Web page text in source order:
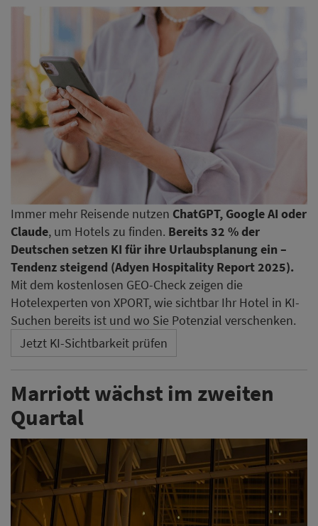
Immer mehr Reisende nutzen ChatGPT, Google AI oder
Claude, um Hotels zu finden. Bereits 32 % der
Deutschen setzen KI für ihre Urlaubsplanung ein –
Tendenz steigend (Adyen Hospitality Report 2025).
Mit dem kostenlosen GEO-Check zeigen die
Hotelexperten von XPORT, wie sichtbar Ihr Hotel in KI-
Suchen bereits ist und wo Sie Potenzial verschenken.
Jetzt KI-Sichtbarkeit prüfen
Marriott wächst im zweiten
Quartal